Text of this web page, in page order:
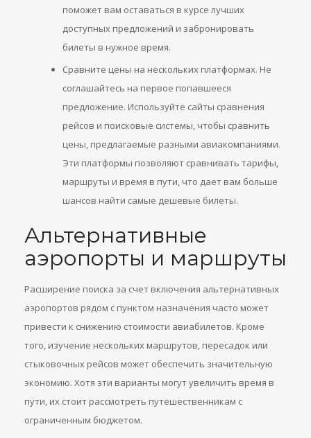
поможет вам оставаться в курсе лучших
доступных предложений и забронировать
билеты в нужное время.
Сравните цены на нескольких платформах. Не
соглашайтесь на первое попавшееся
предложение. Используйте сайты сравнения
рейсов и поисковые системы, чтобы сравнить
цены, предлагаемые разными авиакомпаниями.
Эти платформы позволяют сравнивать тарифы,
маршруты и время в пути, что дает вам больше
шансов найти самые дешевые билеты.
Альтернативные
аэропорты и маршруты
Расширение поиска за счет включения альтернативных
аэропортов рядом с пунктом назначения часто может
привести к снижению стоимости авиабилетов. Кроме
того, изучение нескольких маршрутов, пересадок или
стыковочных рейсов может обеспечить значительную
экономию. Хотя эти варианты могут увеличить время в
пути, их стоит рассмотреть путешественникам с
ограниченным бюджетом.